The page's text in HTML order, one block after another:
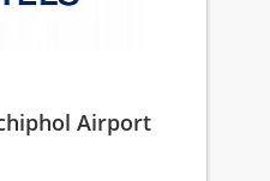
Airport